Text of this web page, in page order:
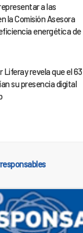
a las
la Comisión Asesora
energética de
Liferay revela que el 63
su presencia digital